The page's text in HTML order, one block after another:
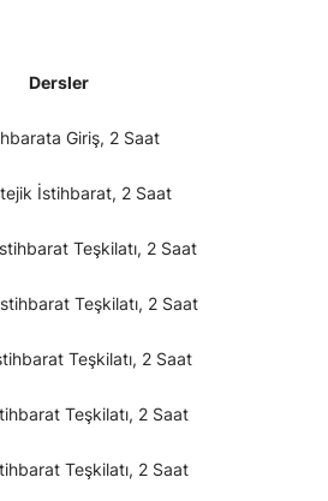
Dersler
Giriş, 2 Saat
İstihbarat, 2 Saat
Teşkilatı, 2 Saat
Teşkilatı, 2 Saat
Teşkilatı, 2 Saat
Teşkilatı, 2 Saat
Teşkilatı, 2 Saat